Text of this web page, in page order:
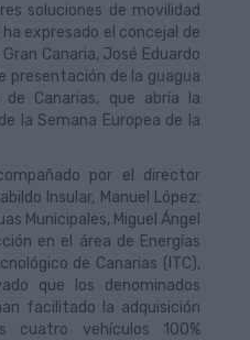
soluciones de movilidad
expresado el concejal de
Canaria, José Eduardo
presentación de la guagua
Canarias, que abría la
la Semana Europea de la
por el director
Insular, Manuel López;
Municipales, Miguel Ángel
en el área de Energías
de Canarias (ITC),
que los denominados
facilitado la adquisición
vehículos 100%